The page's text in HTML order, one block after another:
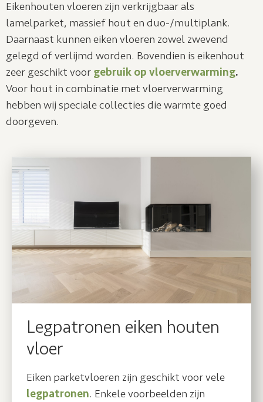
Eikenhouten vloeren zijn verkrijgbaar als
lamelparket, massief hout en duo-/multiplank.
Daarnaast kunnen eiken vloeren zowel zwevend
gelegd of verlijmd worden. Bovendien is eikenhout
zeer geschikt voor gebruik op vloerverwarming.
Voor hout in combinatie met vloerverwarming
hebben wij speciale collecties die warmte goed
doorgeven.
Legpatronen eiken houten
vloer
Eiken parketvloeren zijn geschikt voor vele
legpatronen. Enkele voorbeelden zijn